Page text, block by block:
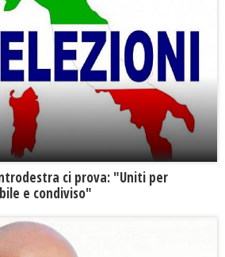
ci prova: "Uniti per
e condiviso"